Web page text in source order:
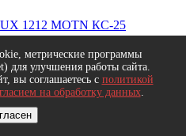
1212 MOTN КС-25
метрические программы
для улучшения работы сайта.
вы соглашаетесь с политикой
на обработку данных.